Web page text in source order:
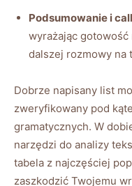
Podsumowanie i
wyrażając
dalszej rozmowy na
Dobrze napisany list
zweryfikowany pod
gramatycznych. W
narzędzi do analizy
tabela z najczęściej
zaszkodzić Twojemu